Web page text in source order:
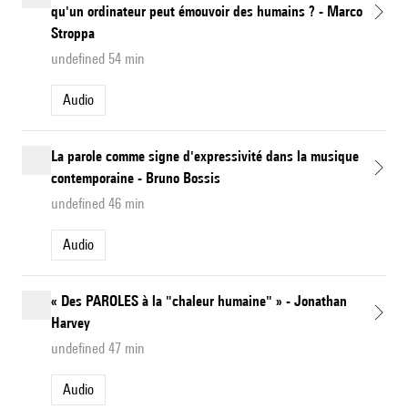
qu'un ordinateur peut émouvoir des humains ? - Marco
Stroppa
undefined 54 min
Audio
La parole comme signe d'expressivité dans la musique
contemporaine - Bruno Bossis
undefined 46 min
Audio
« Des PAROLES à la "chaleur humaine" » - Jonathan
Harvey
undefined 47 min
Audio